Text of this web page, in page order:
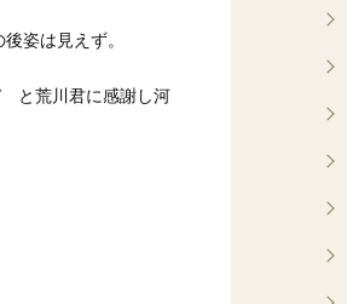
姿は見えず。
と荒川君に感謝し河